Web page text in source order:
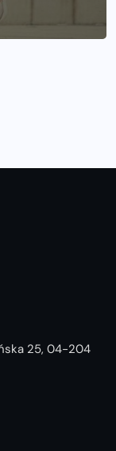
25, 04-204